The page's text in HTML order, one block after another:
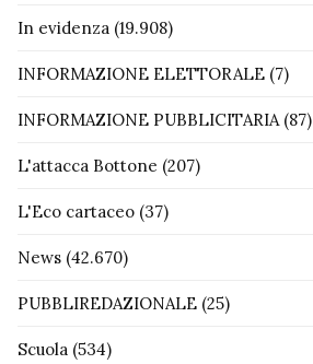
In evidenza (19.908)
INFORMAZIONE ELETTORALE (7)
INFORMAZIONE PUBBLICITARIA(87)
L'attacca Bottone (207)
L'Eco cartaceo (37)
News (42.670)
PUBBLIREDAZIONALE (25)
Scuola (534)